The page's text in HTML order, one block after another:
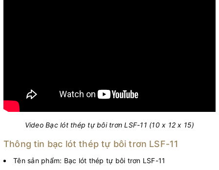
Video Bạc lót thép tự bôi trơn LSF-11 (10 x 12 x 15)
Thông tin bạc lót thép tự bôi trơn LSF-11
Tên sản phẩm: Bạc lót thép tự bôi trơn LSF-11